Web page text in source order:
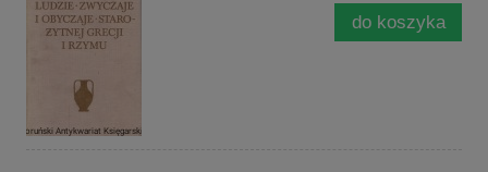
do koszyka